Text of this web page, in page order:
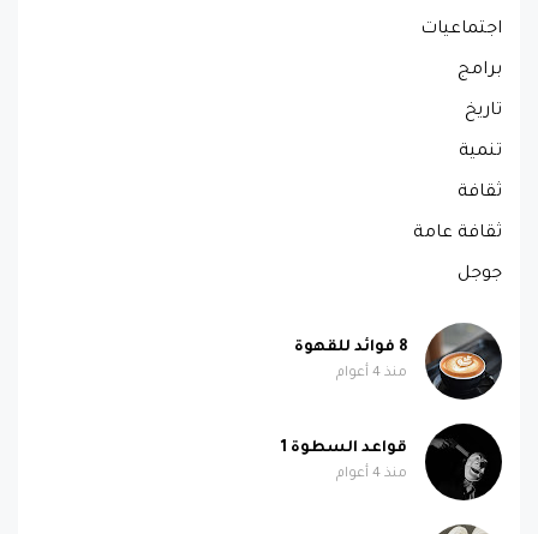
اجتماعيات
برامج
تاريخ
تنمية
ثقافة
ثقافة عامة
جوجل
8 فوائد للقهوة
منذ 4 أعوام
قواعد السطوة 1
منذ 4 أعوام